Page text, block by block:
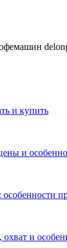
и купить
и
и